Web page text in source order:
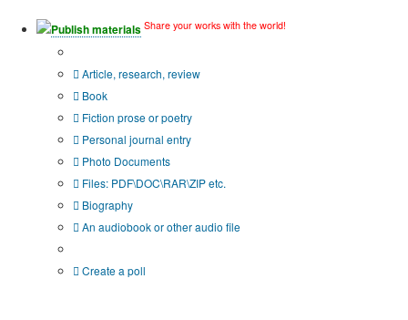
Publish materials Share your works with the world!
Article, research, review
Book
Fiction prose or poetry
Personal journal entry
Photo Documents
Files: PDF\DOC\RAR\ZIP etc.
Biography
An audiobook or other audio file
Create a poll